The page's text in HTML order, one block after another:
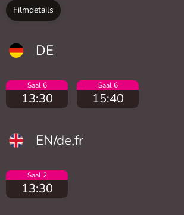
Filmdetails
DE
Saal 6
13:30
Saal 6
15:40
EN/de,fr
Saal 2
13:30